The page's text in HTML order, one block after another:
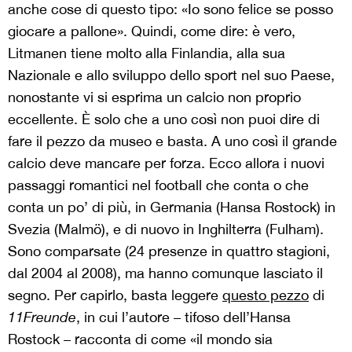
anche cose di questo tipo: «Io sono felice se posso
giocare a pallone». Quindi, come dire: è vero,
Litmanen tiene molto alla Finlandia, alla sua
Nazionale e allo sviluppo dello sport nel suo Paese,
nonostante vi si esprima un calcio non proprio
eccellente. È solo che a uno così non puoi dire di
fare il pezzo da museo e basta. A uno così il grande
calcio deve mancare per forza. Ecco allora i nuovi
passaggi romantici nel football che conta o che
conta un po’ di più, in Germania (Hansa Rostock) in
Svezia (Malmö), e di nuovo in Inghilterra (Fulham).
Sono comparsate (24 presenze in quattro stagioni,
dal 2004 al 2008), ma hanno comunque lasciato il
segno. Per capirlo, basta leggere questo pezzo di
11Freunde, in cui l’autore – tifoso dell’Hansa
Rostock – racconta di come «il mondo sia